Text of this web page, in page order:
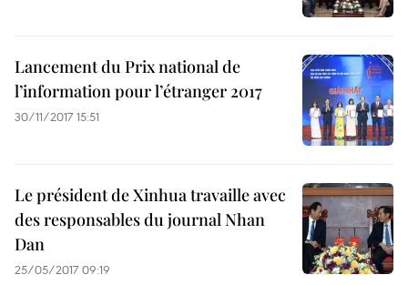
Lancement du Prix national de
l’information pour l’étranger 2017
30/11/2017 15:51
Le président de Xinhua travaille avec
des responsables du journal Nhan
Dan
25/05/2017 09:19